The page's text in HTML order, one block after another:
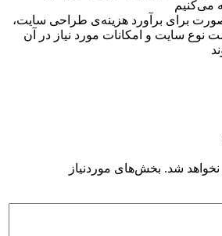
می‌کنیم
برای برآورد هزینه‌ی طراحی سایت،
نوع سایت و امکانات مورد نیاز در آن
شد. بخش‌های موردنیاز